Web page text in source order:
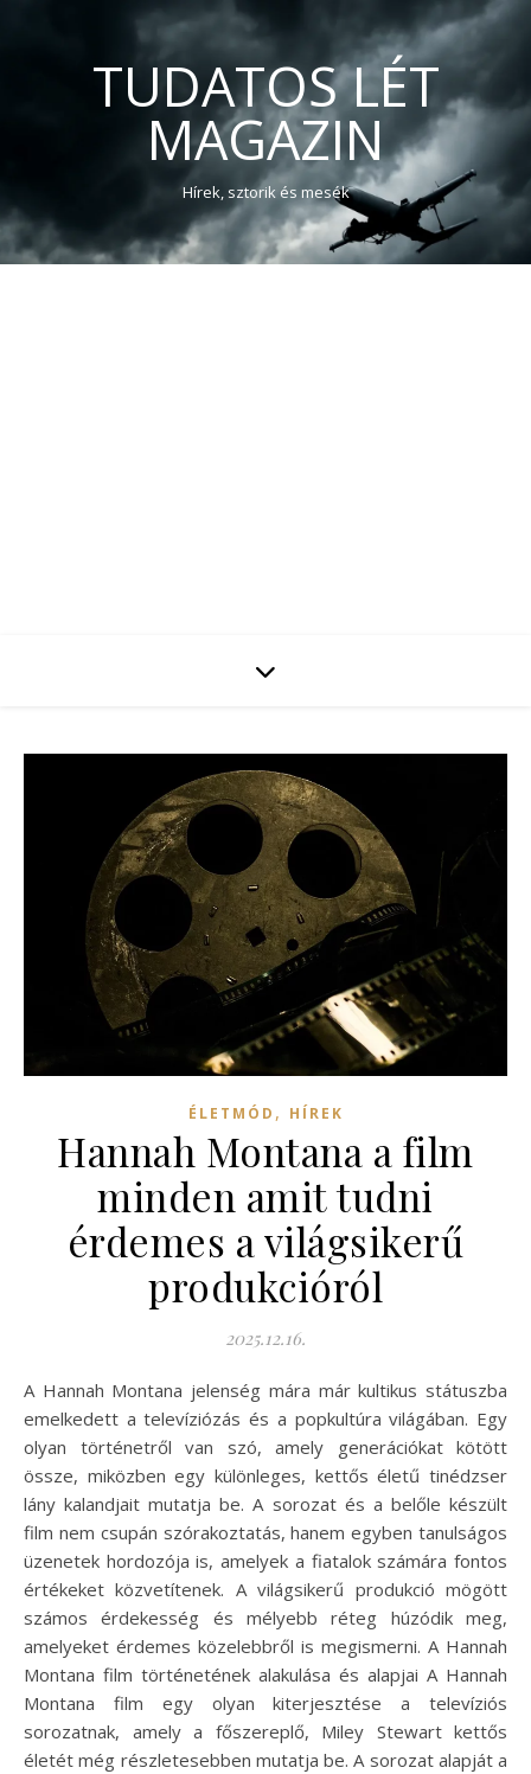
TUDATOS LÉT
MAGAZIN
Hírek, sztorik és mesék
ÉLETMÓD , HÍREK
Hannah Montana a film
minden amit tudni
érdemes a világsikerű
produkcióról
2025.12.16.
A Hannah Montana jelenség mára már kultikus státuszba
emelkedett a televíziózás és a popkultúra világában. Egy
olyan történetről van szó, amely generációkat kötött
össze, miközben egy különleges, kettős életű tinédzser
lány kalandjait mutatja be. A sorozat és a belőle készült
film nem csupán szórakoztatás, hanem egyben tanulságos
üzenetek hordozója is, amelyek a fiatalok számára fontos
értékeket közvetítenek. A világsikerű produkció mögött
számos érdekesség és mélyebb réteg húzódik meg,
amelyeket érdemes közelebbről is megismerni. A Hannah
Montana film történetének alakulása és alapjai A Hannah
Montana film egy olyan kiterjesztése a televíziós
sorozatnak, amely a főszereplő, Miley Stewart kettős
életét még részletesebben mutatja be. A sorozat alapját a